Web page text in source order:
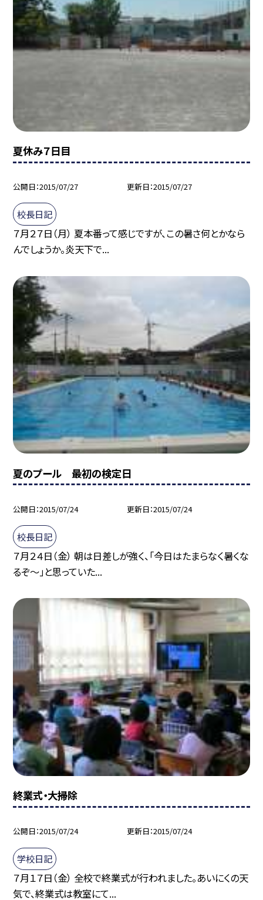
夏休み７日目
公開日 2015/07/27 更新日 2015/07/27
校長日記
７月２７日（月） 夏本番って感じですが、この暑さ何とかなら
んでしょうか。炎天下で...
夏のプール 最初の検定日
公開日 2015/07/24 更新日 2015/07/24
校長日記
７月２４日（金） 朝は日差しが強く、「今日はたまらなく暑くな
るぞ〜」と思っていた...
終業式・大掃除
公開日 2015/07/24 更新日 2015/07/24
学校日記
７月１７日（金） 全校で終業式が行われました。あいにくの天
気で、終業式は教室にて...